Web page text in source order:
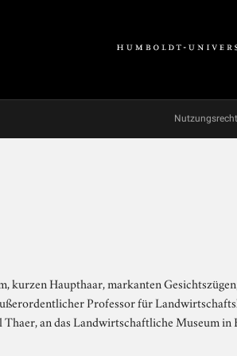
kurzen Haupthaar, markanten
Professor für
an das Landwirtschaftliche Museum in